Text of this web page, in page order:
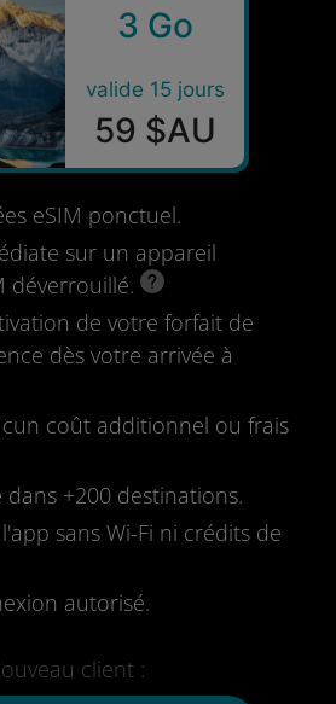
3 Go
valide 15 jours
59 $AU
eSIM ponctuel.
sur un appareil
déverrouillé.
de votre forfait de
dès votre arrivée à
coût additionnel ou frais
dans +200 destinations.
sans Wi-Fi ni crédits de
autorisé.
client :